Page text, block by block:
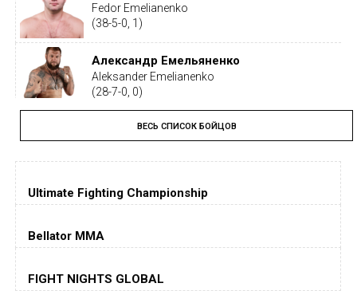
Fedor Emelianenko
(38-5-0, 1)
Александр Емельяненко
Aleksander Emelianenko
(28-7-0, 0)
Тайрон Вудли
Tyron Woodley
(19-5-1, 0)
Дастин Порье
(26-6-0, 1)
Jorge Masvidal
ВЕСЬ СПИСОК БОЙЦОВ
Ultimate Fighting Championship
Bellator MMA
FIGHT NIGHTS GLOBAL